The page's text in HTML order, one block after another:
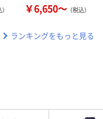
￥6,650～ （税込）
ランキングをもっと見る